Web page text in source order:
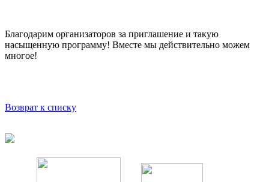
Благодарим организаторов за приглашение и такую
насыщенную программу! Вместе мы действительно можем
многое!
Возврат к списку